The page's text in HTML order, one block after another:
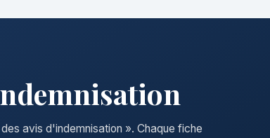
avis d'indemnisation ». Chaque fiche